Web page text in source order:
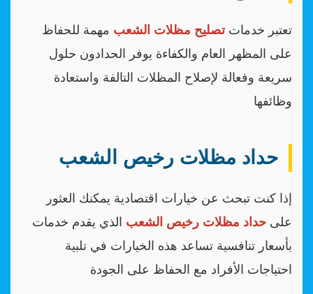
تعتبر خدماتتصليح مظلات الشعب مهمة للحفاظ
على المظهر العام والكفاءة يوفر الحدادون حلول
سريعة وفعالة لإصلاح المظلات التالفة واستعادة
وظائفها
حداد مظلات رخيص الشعب
إذا كنت تبحث عن خيارات اقتصادية يمكنك العثور
على حداد مظلات رخيص الشعب الذي يقدم خدمات
بأسعار تنافسية تساعد هذه الخيارات في تلبية
احتياجات الأفراد مع الحفاظ على الجودة